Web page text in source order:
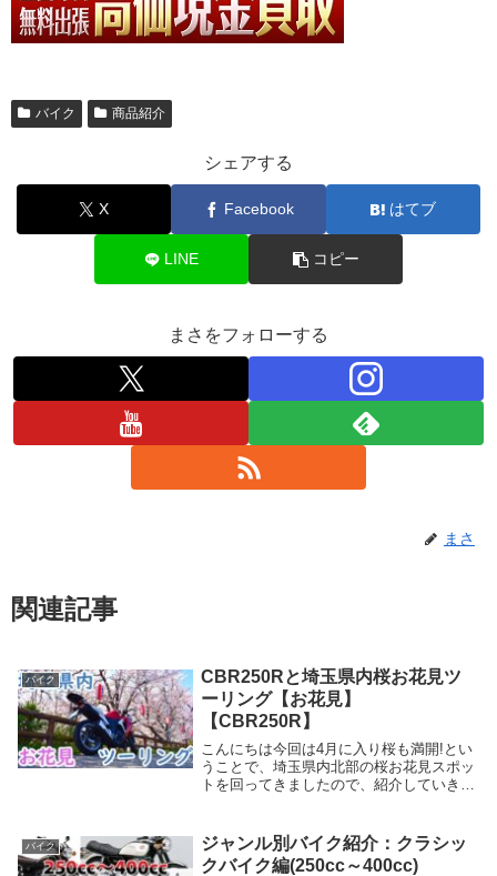
バイク 商品紹介
シェアする
X Facebook はてブ
LINE コピー
まさをフォローする
まさ
関連記事
バイク
CBR250Rと埼玉県内桜お花見ツ
ーリング【お花見】
【CBR250R】
こんにちは今回は4月に入り桜も満開!とい
うことで、埼玉県内北部の桜お花見スポッ
トを回ってきましたので、紹介していきた
いという方は、是非今回の記事を参考にし
ていただけれ...
バイク
ジャンル別バイク紹介：クラシッ
クバイク編(250cc～400cc)